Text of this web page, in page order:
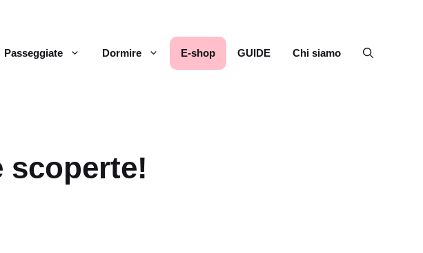
Passeggiate Dormire E-shop GUIDE Chi siamo
scoperte!